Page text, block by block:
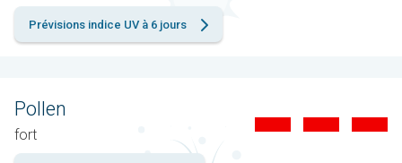
Prévisions indice UV à 6 jours
Pollen
fort